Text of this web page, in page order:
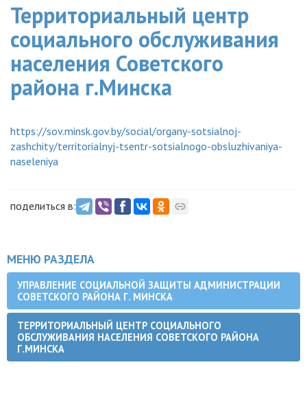
Территориальный центр
социального обслуживания
населения Советского
района г.Минска
https://sov.minsk.gov.by/social/organy-sotsialnoj-
zashchity/territorialnyj-tsentr-sotsialnogo-obsluzhivaniya-
naseleniya
поделиться в:
МЕНЮ РАЗДЕЛА
УПРАВЛЕНИЕ СОЦИАЛЬНОЙ ЗАЩИТЫ АДМИНИСТРАЦИИ
СОВЕТСКОГО РАЙОНА Г. МИНСКА
ТЕРРИТОРИАЛЬНЫЙ ЦЕНТР СОЦИАЛЬНОГО
ОБСЛУЖИВАНИЯ НАСЕЛЕНИЯ СОВЕТСКОГО РАЙОНА
Г.МИНСКА